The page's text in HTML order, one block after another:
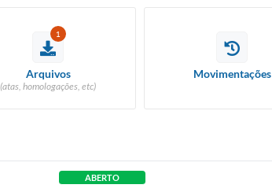
1
Arquivos
(atas, homologações, etc)
Movimentações
ABERTO